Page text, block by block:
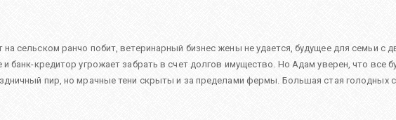
сельском ранчо побит, ветеринарный бизнес жены не удается, будущее для семьи с
банк-кредитор угрожает забрать в счет долгов имущество. Но Адам уверен, что все
пир, но мрачные тени скрыты и за пределами фермы. Большая стая голодных